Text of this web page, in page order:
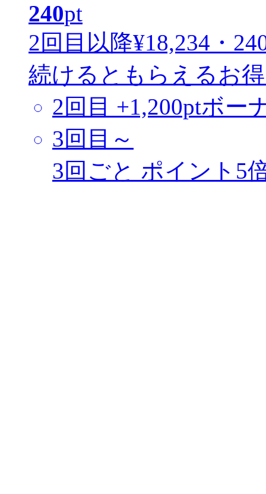
240pt
2回目以降¥18,234・
続けるともらえるお
2回目 +1,200ptボー
3回目～
3回ごと ポイント5